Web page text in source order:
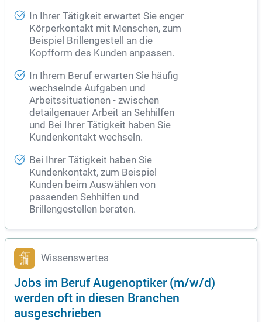
In Ihrer Tätigkeit erwartet Sie enger
Körperkontakt mit Menschen, zum
Beispiel Brillengestell an die
Kopfform des Kunden anpassen.
In Ihrem Beruf erwarten Sie häufig
wechselnde Aufgaben und
Arbeitssituationen - zwischen
detailgenauer Arbeit an Sehhilfen
und Bei Ihrer Tätigkeit haben Sie
Kundenkontakt wechseln.
Bei Ihrer Tätigkeit haben Sie
Kundenkontakt, zum Beispiel
Kunden beim Auswählen von
passenden Sehhilfen und
Brillengestellen beraten.
Wissenswertes
Jobs im Beruf Augenoptiker (m/w/d)
werden oft in diesen Branchen
ausgeschrieben